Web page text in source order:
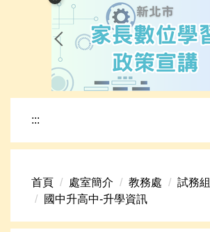
最新消息
處室簡介
榮譽事項
下載專區
網路資源
新生專區
:::
首頁 處室簡介 教務處 試務組
國中升高中-升學資訊